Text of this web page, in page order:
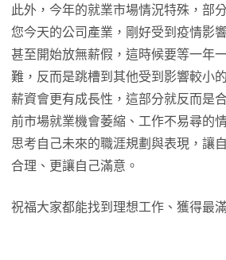
此外，今年的就業市場情況特殊，部
您今天的公司產業，剛好受到疫情影
甚至開始放無薪假，這時候要等一年
難，反而是跳槽到其他受到影響較小
薪資會更有成長性，這部分就反而是
前市場就業機會萎縮、工作不易尋的
思考自己未來的職涯規劃與表現，讓
合理、更讓自己滿意。
祝福大家都能找到理想工作、獲得最